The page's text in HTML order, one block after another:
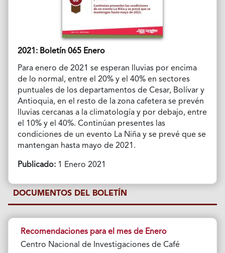
2021: Boletín 065 Enero
Para enero de 2021 se esperan lluvias por encima
de lo normal, entre el 20% y el 40% en sectores
puntuales de los departamentos de Cesar, Bolívar y
Antioquia, en el resto de la zona cafetera se prevén
lluvias cercanas a la climatología y por debajo, entre
el 10% y el 40%. Continúan presentes las
condiciones de un evento La Niña y se prevé que se
mantengan hasta mayo de 2021.
Publicado:1 Enero 2021
DOCUMENTOS DEL BOLETÍN
Recomendaciones para el mes de Enero
Centro Nacional de Investigaciones de Café